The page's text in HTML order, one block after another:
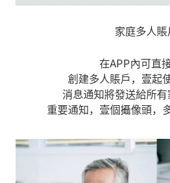
家庭多人
在APP內可直
創建多人賬戶，壹起
消息通知將發送給所
重要通知，壹個攝像頭，